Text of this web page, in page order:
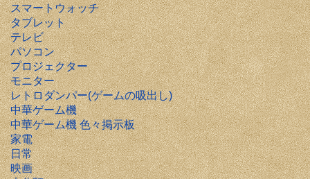
スマートウォッチ
タブレット
テレビ
パソコン
プロジェクター
モニター
レトロダンパー(ゲームの吸出し)
中華ゲーム機
中華ゲーム機 色々掲示板
家電
日常
映画